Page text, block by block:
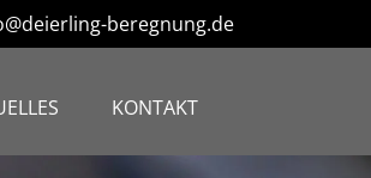
beregnung.de
KONTAKT